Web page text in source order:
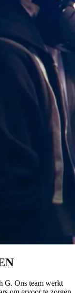
G. Ons team werkt